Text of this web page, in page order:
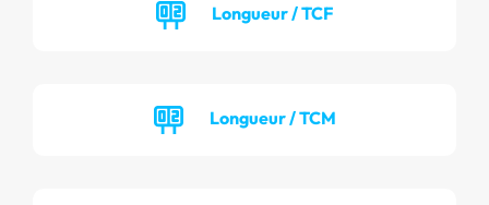
Longueur / TCF
Longueur / TCM